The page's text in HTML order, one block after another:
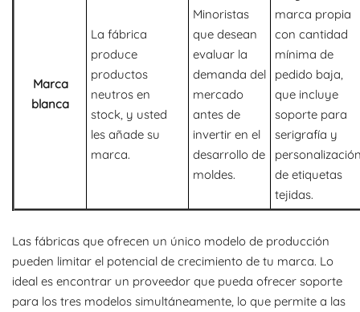
Marca
blanca
La fábrica
produce
productos
neutros en
stock, y usted
les añade su
marca.
Minoristas
que desean
evaluar la
demanda del
mercado
antes de
invertir en el
desarrollo de
moldes.
marca propia
con cantidad
mínima de
pedido baja,
que incluye
soporte para
serigrafía y
de etiquetas
tejidas.
Las fábricas que ofrecen un único modelo de producción
pueden limitar el potencial de crecimiento de tu marca. Lo
ideal es encontrar un proveedor que pueda ofrecer soporte
para los tres modelos simultáneamente, lo que permite a las